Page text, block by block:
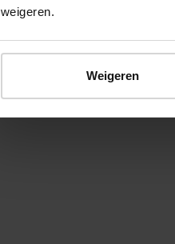
weigeren.
Weigeren